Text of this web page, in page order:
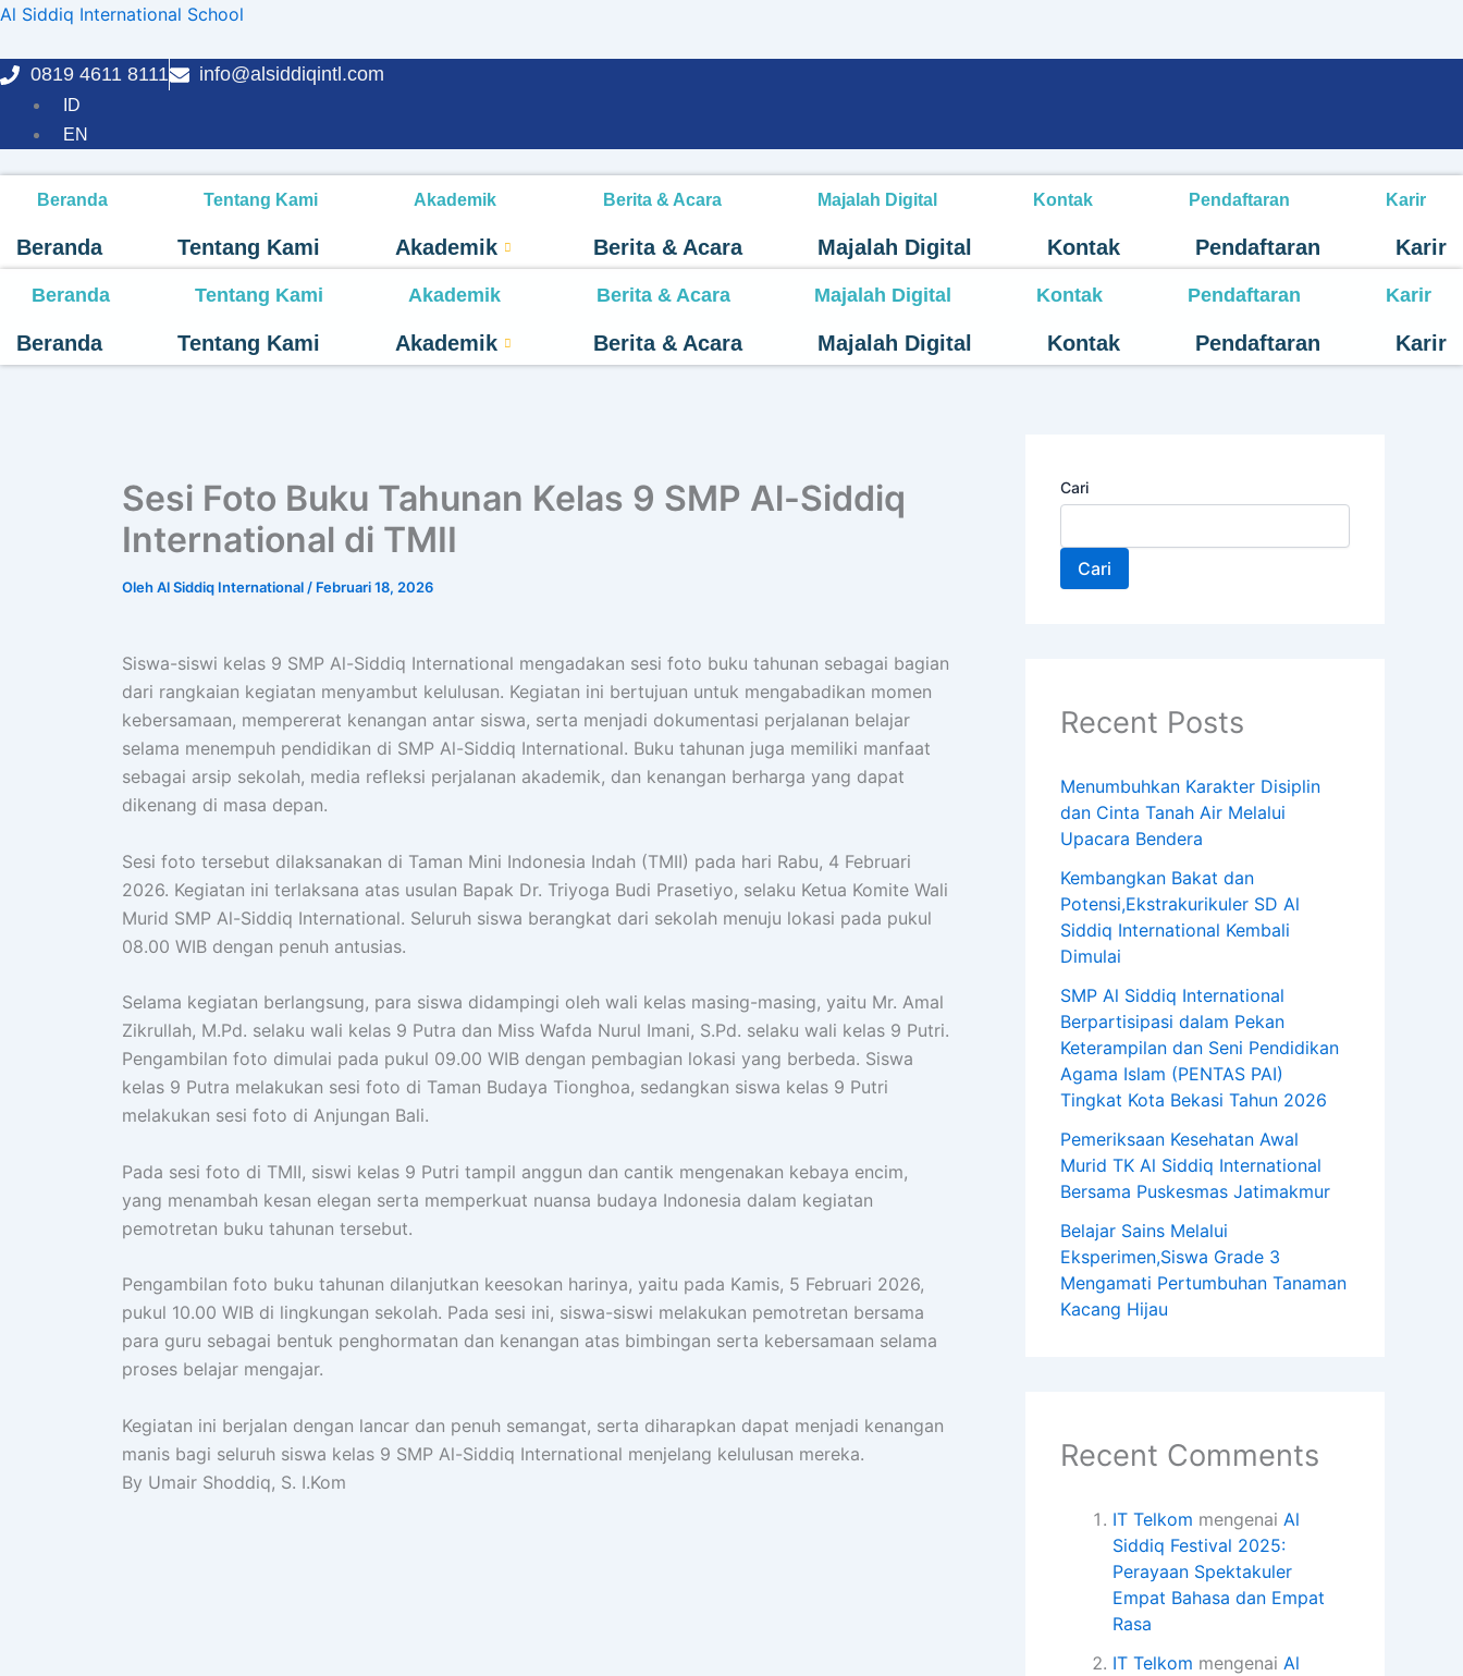
Lewati
konten
Al Siddiq International School
0819 4611 8111 info@alsiddiqintl.com
ID
EN
Beranda Tentang Kami Akademik Berita & Acara Majalah Digital Kontak Pendaftaran Karir
Beranda Tentang Kami Akademik Berita & Acara Majalah Digital Kontak Pendaftaran Karir
Beranda Tentang Kami Akademik Berita & Acara Majalah Digital Kontak Pendaftaran Karir
Beranda Tentang Kami Akademik Berita & Acara Majalah Digital Kontak Pendaftaran Karir
Sesi Foto Buku Tahunan Kelas 9 SMP Al-Siddiq
International di TMII
OlehAl Siddiq International / Februari 18, 2026
Siswa-siswi kelas 9 SMP Al-Siddiq International mengadakan sesi foto buku tahunan sebagai bagian
dari rangkaian kegiatan menyambut kelulusan. Kegiatan ini bertujuan untuk mengabadikan momen
kebersamaan, mempererat kenangan antar siswa, serta menjadi dokumentasi perjalanan belajar
selama menempuh pendidikan di SMP Al-Siddiq International. Buku tahunan juga memiliki manfaat
sebagai arsip sekolah, media refleksi perjalanan akademik, dan kenangan berharga yang dapat
dikenang di masa depan.
Sesi foto tersebut dilaksanakan di Taman Mini Indonesia Indah (TMII) pada hari Rabu, 4 Februari
2026. Kegiatan ini terlaksana atas usulan Bapak Dr. Triyoga Budi Prasetiyo, selaku Ketua Komite Wali
Murid SMP Al-Siddiq International. Seluruh siswa berangkat dari sekolah menuju lokasi pada pukul
08.00 WIB dengan penuh antusias.
Selama kegiatan berlangsung, para siswa didampingi oleh wali kelas masing-masing, yaitu Mr. Amal
Zikrullah, M.Pd. selaku wali kelas 9 Putra dan Miss Wafda Nurul Imani, S.Pd. selaku wali kelas 9 Putri.
Pengambilan foto dimulai pada pukul 09.00 WIB dengan pembagian lokasi yang berbeda. Siswa
kelas 9 Putra melakukan sesi foto di Taman Budaya Tionghoa, sedangkan siswa kelas 9 Putri
melakukan sesi foto di Anjungan Bali.
Pada sesi foto di TMII, siswi kelas 9 Putri tampil anggun dan cantik mengenakan kebaya encim,
yang menambah kesan elegan serta memperkuat nuansa budaya Indonesia dalam kegiatan
pemotretan buku tahunan tersebut.
Pengambilan foto buku tahunan dilanjutkan keesokan harinya, yaitu pada Kamis, 5 Februari 2026,
pukul 10.00 WIB di lingkungan sekolah. Pada sesi ini, siswa-siswi melakukan pemotretan bersama
para guru sebagai bentuk penghormatan dan kenangan atas bimbingan serta kebersamaan selama
proses belajar mengajar.
Kegiatan ini berjalan dengan lancar dan penuh semangat, serta diharapkan dapat menjadi kenangan
manis bagi seluruh siswa kelas 9 SMP Al-Siddiq International menjelang kelulusan mereka.
By Umair Shoddiq, S. I.Kom
Cari
Cari
Recent Posts
Menumbuhkan Karakter Disiplin
dan Cinta Tanah Air Melalui
Upacara Bendera
Kembangkan Bakat dan
Potensi,Ekstrakurikuler SD Al
Siddiq International Kembali
Dimulai
SMP Al Siddiq International
Berpartisipasi dalam Pekan
Keterampilan dan Seni Pendidikan
Agama Islam (PENTAS PAI)
Tingkat Kota Bekasi Tahun 2026
Pemeriksaan Kesehatan Awal
Murid TK Al Siddiq International
Bersama Puskesmas Jatimakmur
Belajar Sains Melalui
Eksperimen,Siswa Grade 3
Mengamati Pertumbuhan Tanaman
Kacang Hijau
Recent Comments
IT Telkom mengenai Al
Siddiq Festival 2025:
Perayaan Spektakuler
Empat Bahasa dan Empat
Rasa
IT Telkom mengenai Al